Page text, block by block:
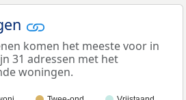
komen het meeste voor in
31 adressen met het
woningen.